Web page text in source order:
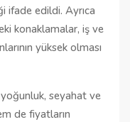
ifade edildi. Ayrıca
konaklamalar, iş ve
yüksek olması
seyahat ve
de fiyatların